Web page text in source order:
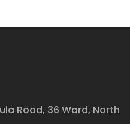
Road, 36 Ward, North